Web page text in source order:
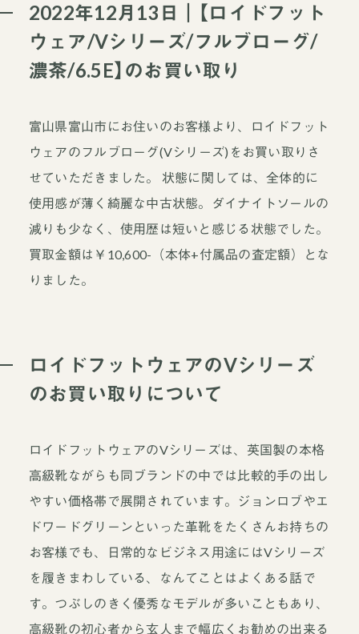
2022年12月13日｜【ロイドフット
ウェア/Vシリーズ/フルブローグ/
濃茶/6.5E】のお買い取り
富山県富山市にお住いのお客様より、ロイドフット
ウェアのフルブローグ(Vシリーズ)をお買い取りさ
せていただきました。 状態に関しては、全体的に
使用感が薄く綺麗な中古状態。ダイナイトソールの
減りも少なく、使用歴は短いと感じる状態でした。
買取金額は￥10,600-（本体+付属品の査定額）とな
りました。
ロイドフットウェアのVシリーズ
のお買い取りについて
ロイドフットウェアのVシリーズは、英国製の本格
高級靴ながらも同ブランドの中では比較的手の出し
やすい価格帯で展開されています。ジョンロブやエ
ドワードグリーンといった革靴をたくさんお持ちの
お客様でも、日常的なビジネス用途にはVシリーズ
を履きまわしている、なんてことはよくある話で
す。つぶしのきく優秀なモデルが多いこともあり、
高級靴の初心者から玄人まで幅広くお勧めの出来る